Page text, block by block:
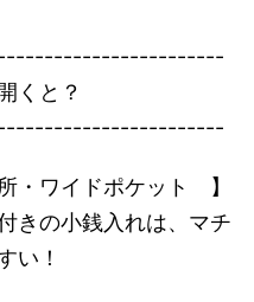
くと？
・ワイドポケット 】
きの小銭入れは、マチ
い！